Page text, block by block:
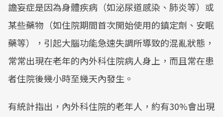
譫妄症是因為身體疾病（如泌尿道感染、肺炎等）或
某些藥物（如住院期間首次開始使用的鎮定劑、安眠
藥等），引起大腦功能急速失調所導致的混亂狀態，
常常出現在老年的內外科住院病人身上，而且常在患
者住院後幾小時至幾天內發生。
有統計指出，內外科住院的老年人，約有30%會出現